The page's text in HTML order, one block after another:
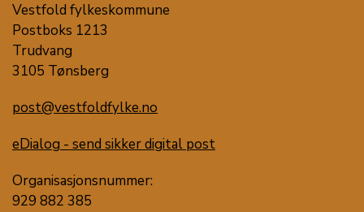
Vestfold fylkeskommune
Postboks 1213
Trudvang
3105 Tønsberg
post@vestfoldfylke.no
eDialog - send sikker digital post
Organisasjonsnummer:
929 882 385